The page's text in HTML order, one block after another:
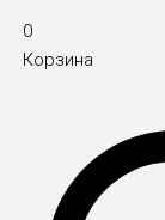
0
Корзина